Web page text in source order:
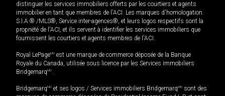
distinguer les services immobiliers offerts par les courtiers et agents
immobilier en tant que membres de l'ACI. Les marques d'homologation
S.I.A.® /MLS®, Service inter-agences®, et leurs logos respectifs sont la
propriété de l'ACI, et ils servent à identifier les services immobiliers que
fournissent les courtiers et agents membres de l'ACI.
Royal LePageMD est une marque de commerce déposée de la Banque
Royale du Canada, utilisée sous licence par les Services immobiliers
BridgemarqMD.
BridgemarqMD et ses logos / Services immobiliers BridgemarqMD sont des